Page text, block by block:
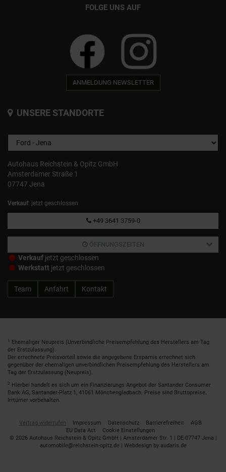
FOLGE UNS AUF
ANMELDUNG NEWSLETTER
UNSERE STANDORTE
Autohaus Reichstein & Opitz GmbH
Amsterdamer Straße 1
07747 Jena
Verkauf: jetzt geschlossen
+49 3641 3759-0
ÖFFNUNGSZEITEN
Verkauf jetzt geschlossen
Werkstatt jetzt geschlossen
Team Anfahrt Kontakt
1 Ehemaliger Neupreis (Unverbindliche Preisempfehlung des Herstellers am Tag
der Erstzulassung).
Der errechnete Preisvorteil sowie die angegebene Ersparnis errechnet sich
gegenüber der ehemaligen unverbindlichen Preisempfehlung des Herstellers am
Tag der Erstzulassung (Neupreis).
2 Hierbei handelt es sich um ein Finanzierungs-Angebot der Santander Consumer
Bank AG, Santander-Platz 1, 41061 Mönchengladbach. Preise sind Bruttopreise.
Irrtümer vorbehalten.
Vertrag widerrufen Impressum Datenschutz Barrierefreiheit
AGB
EU Data Act
Cookie Einstellungen
© 2026 Autohaus Reichstein & Opitz GmbH | Amsterdamer Str. 1 | DE-07747 Jena |
automobile@reichstein-opitz.de | Webdesign by audaris.de